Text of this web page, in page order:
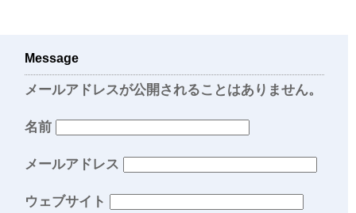
Message
メールアドレスが公開されることはありません。
名前
メールアドレス
ウェブサイト